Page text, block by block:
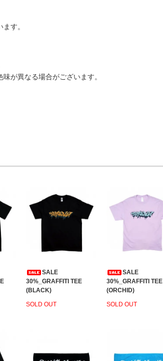
す。
が異なる場合がございます。
SALE
30%_GRAFFITI TEE
(BLACK)
SOLD OUT
SALE
30%_GRAFFITI TEE
(ORCHID)
SOLD OUT